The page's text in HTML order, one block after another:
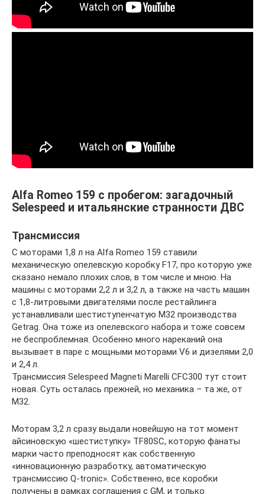
Alfa Romeo 159 с пробегом: загадочный
Selespeed и итальянские странности ДВС
Трансмиссия
С моторами 1,8 л на Alfa Romeo 159 ставили
механическую опелевскую коробку F17, про которую уже
сказано немало плохих слов, в том числе и мною. На
машины с моторами 2,2 л и 3,2 л, а также на часть машин
с 1,8-литровыми двигателями после рестайлинга
устанавливали шестиступенчатую M32 производства
Getrag. Она тоже из опелевского набора и тоже совсем
не беспроблемная. Особенно много нареканий она
вызывает в паре с мощными моторами V6 и дизелями 2,0
и 2,4 л.
Трансмиссия Selespeed Magneti Marelli CFC300 тут стоит
новая. Суть осталась прежней, но механика – та же, от
М32.
Моторам 3,2 л сразу выдали новейшую на тот момент
айсиновскую «шестиступку» TF80SC, которую фанаты
марки часто преподносят как собственную
«инновационную разработку, автоматическую
трансмиссию Q-tronic». Собственно, все коробки
получены в рамках соглашения с GM, и только